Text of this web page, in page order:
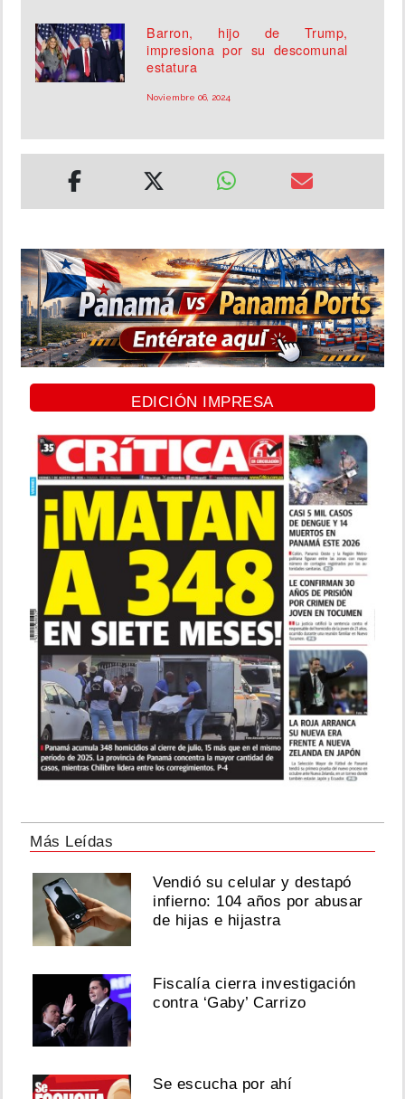
Barron, hijo de Trump,
impresiona por su descomunal
estatura
Noviembre 06, 2024
EDICIÓN IMPRESA
Más Leídas
Vendió su celular y destapó
infierno: 104 años por abusar
de hijas e hijastra
Fiscalía cierra investigación
contra ‘Gaby’ Carrizo
Se escucha por ahí